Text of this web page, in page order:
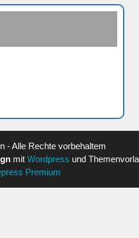
- Alle Rechte vorbehaltem
mit Wordpress und
Premium